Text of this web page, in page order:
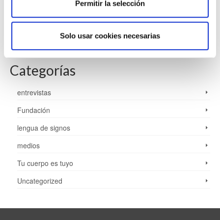
Permitir la selección
Solo usar cookies necesarias
febrero 2021
diciembre 2020
Categorías
entrevistas
Fundación
lengua de signos
medios
Tu cuerpo es tuyo
Uncategorized